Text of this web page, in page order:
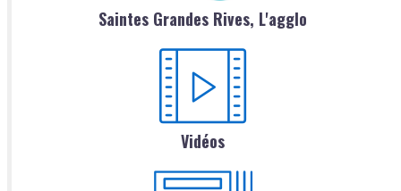
Saintes Grandes Rives, L'agglo
Vidéos